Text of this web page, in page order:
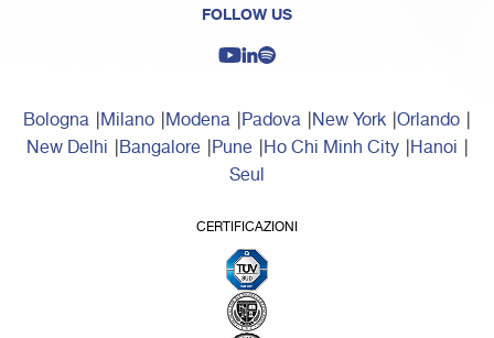
FOLLOW US
Bologna Milano Modena Padova New York Orlando
New Delhi Bangalore Pune Ho Chi Minh City Hanoi
Seul
CERTIFICAZIONI